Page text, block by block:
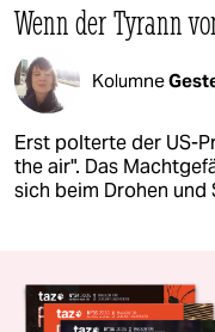
Wenn der Tyrann
Kolumne
Erst polterte der US-
the air". Das
sich beim Drohen und